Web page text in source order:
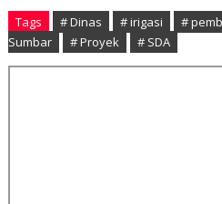
Tags # Dinas # irigasi #
Sumbar
# Proyek # SDA